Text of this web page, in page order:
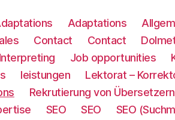
Adaptations
Contact Contact
Interpreting Job opportunities
leistungen Lektorat –
Rekrutierung von Übersetzern
SEO SEO SEO